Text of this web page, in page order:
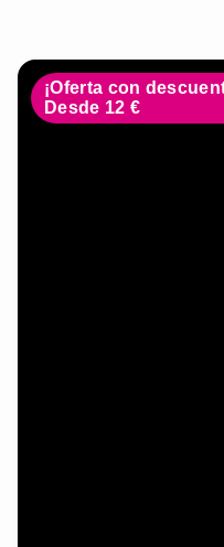
¡Oferta con
Desde 12 €